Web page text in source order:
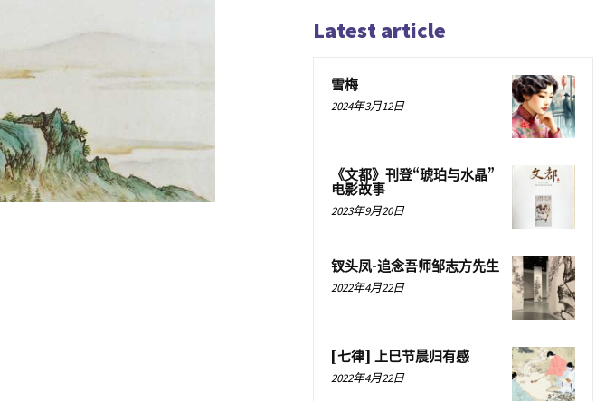
Latest article
雪梅
2024年3月12日
《文都》刊登“琥珀与水晶”
电影故事
2023年9月20日
钗头凤-追念吾师邹志方先生
2022年4月22日
[七律] 上巳节晨归有感
2022年4月22日